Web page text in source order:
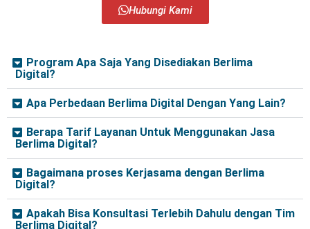
Hubungi Kami
Program Apa Saja Yang Disediakan Berlima
Digital?
Apa Perbedaan Berlima Digital Dengan Yang Lain?
Berapa Tarif Layanan Untuk Menggunakan Jasa
Berlima Digital?
Bagaimana proses Kerjasama dengan Berlima
Digital?
Apakah Bisa Konsultasi Terlebih Dahulu dengan Tim
Berlima Digital?